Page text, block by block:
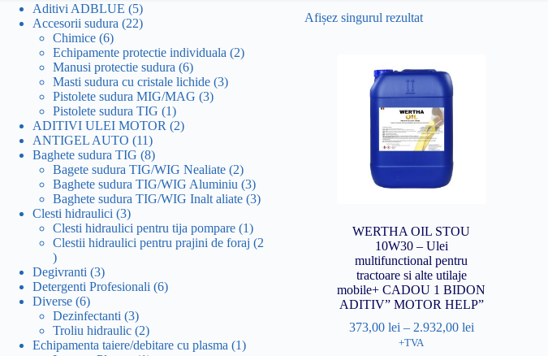
Afișez singurul rezultat
WERTHA OIL STOU
10W30 – Ulei
multifunctional pentru
tractoare si alte utilaje
mobile+ CADOU 1 BIDON
ADITIV” MOTOR HELP”
373,00 lei – 2.932,00 lei
+TVA
Aditivi ADBLUE 55
produse
Accesorii sudura 2222
produse
Chimice 66
produse
Echipamente protectie individuala 22
Manusi protectie sudura 66
produse
Masti sudura cu cristale lichide 33
Pistolete sudura MIG/MAG 33
Pistolete sudura TIG 11
produs
ADITIVI ULEI MOTOR 22
ANTIGEL AUTO 1111
produse
Baghete sudura TIG 88
produse
Bagete sudura TIG/WIG Nealiate 22
produse
Baghete sudura TIG/WIG Aluminiu 33
produse
Baghete sudura TIG/WIG Inalt aliate 33
Clesti hidraulici 33
produse
Clesti hidraulici pentru tija pompare 11
produs
Clestii hidraulici pentru prajini de foraj
2
2
produse
Degivranti 33
produse
Detergenti Profesionali 66
Diverse 66
produse
Dezinfectanti 33
produse
Troliu hidraulic 22
produse
Echipamenta taiere/debitare cu plasma 11